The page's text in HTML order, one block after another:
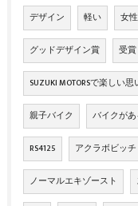
デザイン 軽い 女
グッドデザイン賞 受賞
SUZUKI MOTORSで楽しい
親子バイク バイクが
RS4125 アクラボビッチ
ノーマルエキゾースト